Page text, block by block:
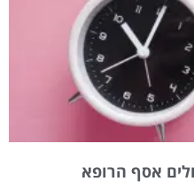
אסף הרופא